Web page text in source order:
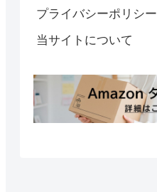
プライバシーポリシー
当サイトについて